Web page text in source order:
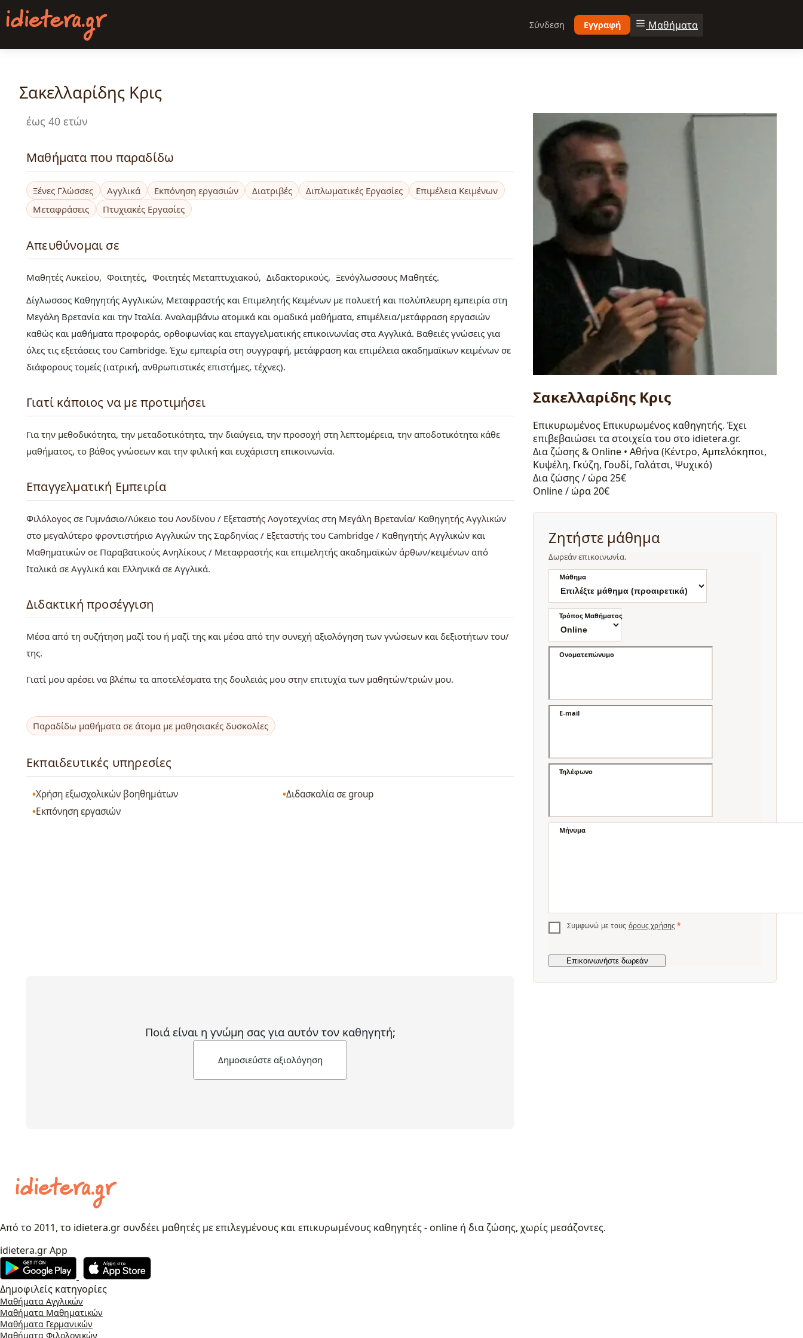
Παράκαμψη
προς
κυρίως
Σύνδεση Εγγραφή Μαθήματα
Σακελλαρίδης Κρις
έως 40 ετών
Μαθήματα που παραδίδω
Ξένες Γλώσσες Αγγλικά Εκπόνηση εργασιών Διατριβές Διπλωματικές Εργασίες
Επιμέλεια Κειμένων
Μεταφράσεις
Πτυχιακές Εργασίες
Απευθύνομαι σε
Μαθητές Λυκείου Φοιτητές Φοιτητές Μεταπτυχιακού Διδακτορικούς
Ξενόγλωσσους Μαθητές
Δίγλωσσος Καθηγητής Αγγλικών, Μεταφραστής και Επιμελητής Κειμένων με πολυετή και πολύπλευρη εμπειρία στη
Μεγάλη Βρετανία και την Ιταλία. Αναλαμβάνω ατομικά και ομαδικά μαθήματα, επιμέλεια/μετάφραση εργασιών
καθώς και μαθήματα προφοράς, ορθοφωνίας και επαγγελματικής επικοινωνίας στα Αγγλικά. Βαθειές γνώσεις για
όλες τις εξετάσεις του Cambridge. Έχω εμπειρία στη συγγραφή, μετάφραση και επιμέλεια ακαδημαϊκων κειμένων σε
διάφορους τομείς (ιατρική, ανθρωπιστικές επιστήμες, τέχνες).
Γιατί κάποιος να με προτιμήσει
Για την μεθοδικότητα, την μεταδοτικότητα, την διαύγεια, την προσοχή στη λεπτομέρεια, την αποδοτικότητα κάθε
μαθήματος, το βάθος γνώσεων και την φιλική και ευχάριστη επικοινωνία.
Επαγγελματική Εμπειρία
Φιλόλογος σε Γυμνάσιο/Λύκειο του Λονδίνου / Εξεταστής Λογοτεχνίας στη Μεγάλη Βρετανία/ Καθηγητής Αγγλικών
στο μεγαλύτερο φροντιστήριο Αγγλικών της Σαρδηνίας / Εξεταστής του Cambridge / Καθηγητής Αγγλικών και
Μαθηματικών σε Παραβατικούς Ανηλίκους / Μεταφραστής και επιμελητής ακαδημαϊκών άρθων/κειμένων από
Ιταλικά σε Αγγλικά και Ελληνικά σε Αγγλικά.
Διδακτική προσέγγιση
Μέσα από τη συζήτηση μαζί του ή μαζί της και μέσα από την συνεχή αξιολόγηση των γνώσεων και δεξιοτήτων του/
της.
Γιατί μου αρέσει να βλέπω τα αποτελέσματα της δουλειάς μου στην επιτυχία των μαθητών/τριών μου.
Παραδίδω μαθήματα σε άτομα με μαθησιακές δυσκολίες
Εκπαιδευτικές υπηρεσίες
Χρήση εξωσχολικών βοηθημάτων
Διδασκαλία σε group
Εκπόνηση εργασιών
Ποιά είναι η γνώμη σας για αυτόν τον καθηγητή;
Δημοσιεύστε αξιολόγηση
Σακελλαρίδης Κρις
Επικυρωμένος Επικυρωμένος καθηγητής. Έχει
επιβεβαιώσει τα στοιχεία του στο idietera.gr.
Δια ζώσης & Online • Αθήνα (Κέντρο, Αμπελόκηποι,
Κυψέλη, Γκύζη, Γουδί, Γαλάτσι, Ψυχικό)
Δια ζώσης / ώρα25€
Online / ώρα20€
Ζητήστε μάθημα
Δωρεάν επικοινωνία.
Μάθημα
Τρόπος Μαθήματος
Ονοματεπώνυμο
E-mail
Τηλέφωνο
Μήνυμα
Συμφωνώ με τους όρους χρήσης *
Από το 2011, το idietera.gr συνδέει μαθητές με επιλεγμένους και επικυρωμένους καθηγητές - online ή δια ζώσης, χωρίς μεσάζοντες.
idietera.gr App
Δημοφιλείς κατηγορίες
Μαθήματα Αγγλικών
Μαθήματα Μαθηματικών
Μαθήματα Γερμανικών
Μαθήματα Φιλολογικών